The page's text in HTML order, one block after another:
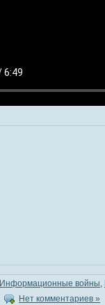
Информационные войны,
Нет комментариев »